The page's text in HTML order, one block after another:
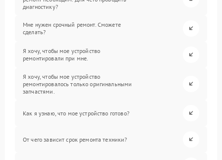
диагностику?
Мне нужен срочный ремонт. Сможете
сделать?
Я хочу, чтобы мое устройство
ремонтировали при мне.
Я хочу, чтобы мое устройство
ремонтировалось только оригинальными
запчастями.
Как я узнаю, что мое устройство готово?
От чего зависит срок ремонта техники?